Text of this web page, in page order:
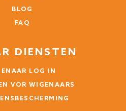
BLOG
FAQ
DIENSTEN
LOG IN
VOR WIGENAARS